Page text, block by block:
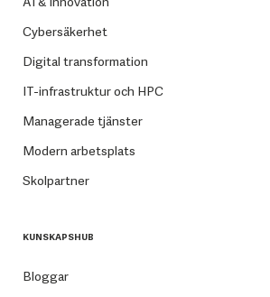
Cybersäkerhet
Digital transformation
IT-infrastruktur och HPC
Managerade tjänster
Modern arbetsplats
Skolpartner
KUNSKAPSHUB
Bloggar